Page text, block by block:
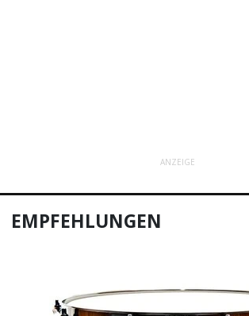
ANZEIGE
EMPFEHLUNGEN